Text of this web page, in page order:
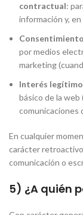
contractual:
información y,
por medios
marketing
Interés
básico de la
comunicaciones
En cualquier
carácter
comunicación o
5) ¿A quién